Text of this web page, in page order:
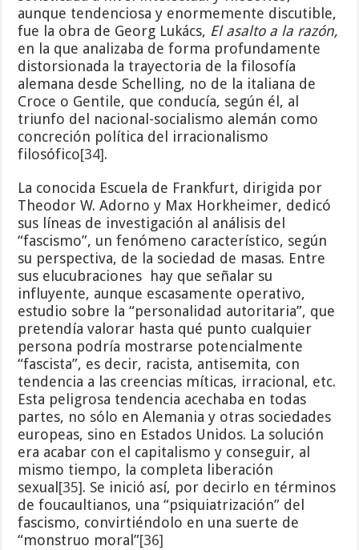
aunque tendenciosa y enormemente discutible,
fue la obra de Georg Lukács, El asalto a la razón,
en la que analizaba de forma profundamente
distorsionada la trayectoria de la filosofía
alemana desde Schelling, no de la italiana de
Croce o Gentile, que conducía, según él, al
triunfo del nacional-socialismo alemán como
concreción política del irracionalismo
filosófico[34].
La conocida Escuela de Frankfurt, dirigida por
Theodor W. Adorno y Max Horkheimer, dedicó
sus líneas de investigación al análisis del
“fascismo”, un fenómeno característico, según
su perspectiva, de la sociedad de masas. Entre
sus elucubraciones hay que señalar su
influyente, aunque escasamente operativo,
estudio sobre la “personalidad autoritaria”, que
pretendía valorar hasta qué punto cualquier
persona podría mostrarse potencialmente
“fascista”, es decir, racista, antisemita, con
tendencia a las creencias míticas, irracional, etc.
Esta peligrosa tendencia acechaba en todas
partes, no sólo en Alemania y otras sociedades
europeas, sino en Estados Unidos. La solución
era acabar con el capitalismo y conseguir, al
mismo tiempo, la completa liberación
sexual [35]. Se inició así, por decirlo en términos
de foucaultianos, una “psiquiatrización” del
fascismo, convirtiéndolo en una suerte de
“monstruo moral”[36]